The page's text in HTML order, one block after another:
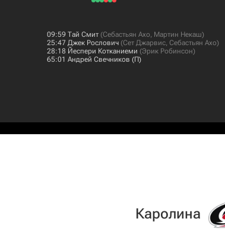
09:59 Тай Смит (Себастьян Ахо, Мартин Некаш)
25:47 Джек Рослович (Сет Джарвис, Себастьян Ахо)
28:18 Йеспери Котканиеми (Эрик Робинсон)
65:01 Андрей Свечников (П)
Каролина